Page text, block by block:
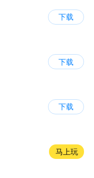
下载
下载
下载
马上玩